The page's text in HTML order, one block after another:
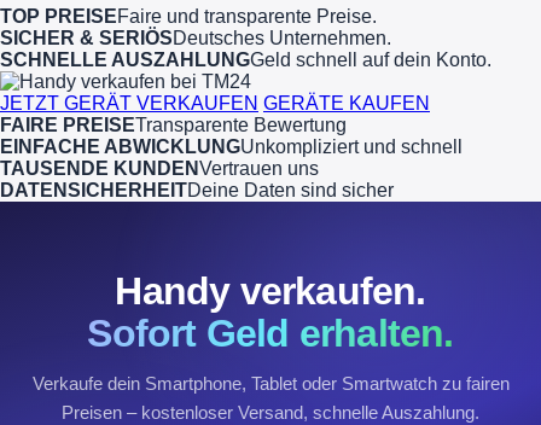
TOP PREISEFaire und transparente Preise.
SICHER & SERIÖSDeutsches Unternehmen.
SCHNELLE AUSZAHLUNGGeld schnell auf dein Konto.
JETZT GERÄT VERKAUFEN GERÄTE KAUFEN
FAIRE PREISETransparente Bewertung
EINFACHE ABWICKLUNGUnkompliziert und schnell
TAUSENDE KUNDENVertrauen uns
DATENSICHERHEITDeine Daten sind sicher
Handy verkaufen.
Sofort Geld erhalten.
Verkaufe dein Smartphone, Tablet oder Smartwatch zu fairen
Preisen – kostenloser Versand, schnelle Auszahlung.